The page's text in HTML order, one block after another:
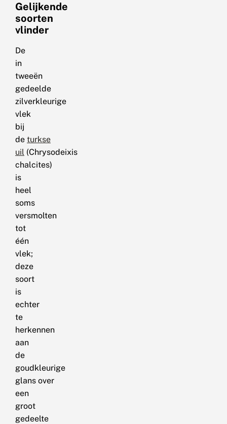
Gelijkende
soorten
vlinder
De
in
tweeën
gedeelde
zilverkleurige
vlek
bij
de turkse
uil (Chrysodeixis
chalcites)
is
heel
soms
versmolten
tot
één
vlek;
deze
soort
is
echter
te
herkennen
aan
de
goudkleurige
glans over
een
groot
gedeelte